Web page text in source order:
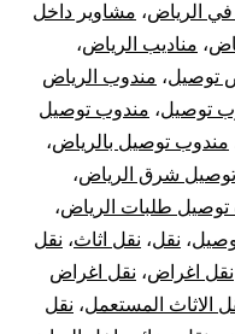
الرياض، مشاوير داخل
، مناديب الرياض،
توصيل، مندوب الرياض
توصيل، مندوب توصيل
مندوب توصيل بالرياض،
شرق الرياض،
طلبات الرياض،
، نقل، نقل اثاث، نقل
نقل اغراض، نقل اغراض
الاثاث المستعمل، نقل